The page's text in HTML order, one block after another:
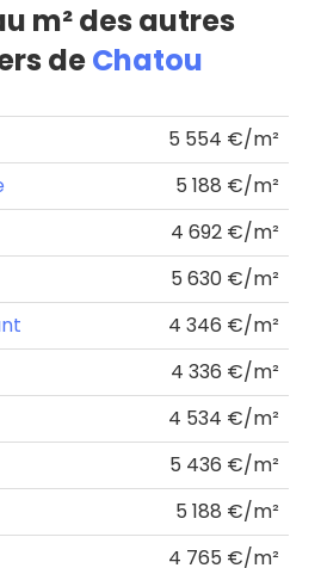
m² des autres
deChatou
5 554 €/m²
5 188 €/m²
4 692 €/m²
5 630 €/m²
4 346 €/m²
4 336 €/m²
4 534 €/m²
5 436 €/m²
5 188 €/m²
4 765 €/m²